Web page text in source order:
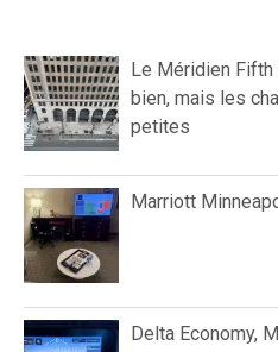
Le Méridien Fifth
bien, mais les
petites
Marriott
Delta Economy,